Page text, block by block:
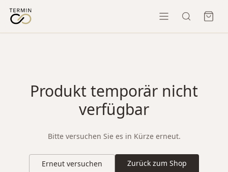
Produkt temporär nicht
verfügbar
Bitte versuchen Sie es in Kürze erneut.
Erneut versuchen Zurück zum Shop